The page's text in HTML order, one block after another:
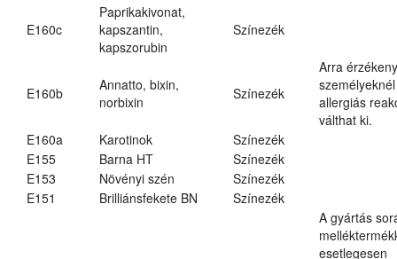
E160c
Paprikakivonat,
kapszantin,
kapszorubin
Színezék
E160b
Annatto, bixin,
norbixin
Színezék
Arra érzékeny
személyeknél
allergiás
válthat ki.
E160a
Karotinok
Színezék
E155
Barna HT
Színezék
E153
Növényi szén
Színezék
E151
Brilliánsfekete BN Színezék
A gyártás
esetlegesen